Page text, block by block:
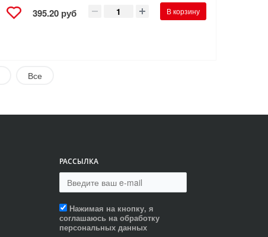
395.20 руб В корзину
Все
РАССЫЛКА
Нажимая на кнопку, я
соглашаюсь на обработку
персональных данных